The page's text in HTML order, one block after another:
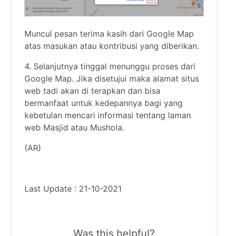
Muncul pesan terima kasih dari Google Map
atas masukan atau kontribusi yang diberikan.
4. Selanjutnya tinggal menunggu proses dari
Google Map. Jika disetujui maka alamat situs
web tadi akan di terapkan dan bisa
bermanfaat untuk kedepannya bagi yang
kebetulan mencari informasi tentang laman
web Masjid atau Mushola.
(AR)
Last Update : 21-10-2021